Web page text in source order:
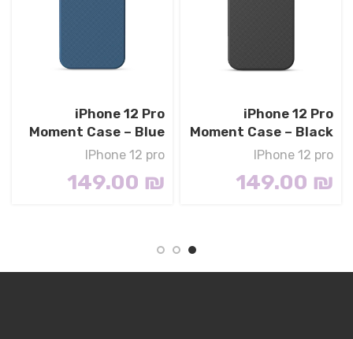
Materials
iPhone 12 Pro
Moment Case – Black
IPhone 12 pro
149.00 ₪
iPhone 12 Pro
Moment Case – Blue
IPhone 12 pro
149.00 ₪